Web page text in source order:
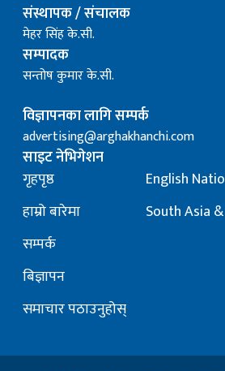
संस्थापक / संचालक
मेहर सिंह के.सी.
सम्पादक
सन्तोष कुमार के.सी.
विज्ञापनका लागि सम्पर्क
advertising@arghakhanchi.com
साइट नेभिगेशन
गृहपृष्ठ
हाम्रो बारेमा
सम्पर्क
बिज्ञापन
समाचार पठाउनुहोस्
English
South Asia